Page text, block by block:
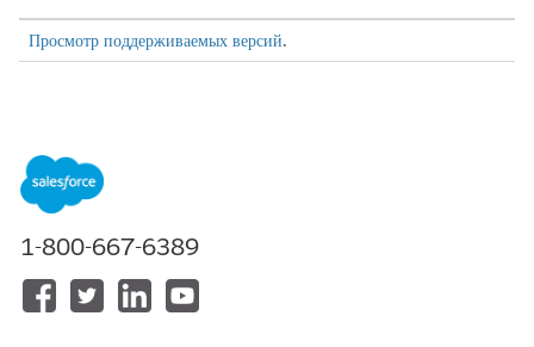
Просмотр поддерживаемых версий.
можно активировать только одну методологию, поэтому
выберите методологию, соответствующую потребностям вашего
предприятия. Вы можете настроить готовый шаблон
методологии или создать собственный.
Активация функции добавляет поля методологии ко всем
открытым возможностям.
1-800-667-6389